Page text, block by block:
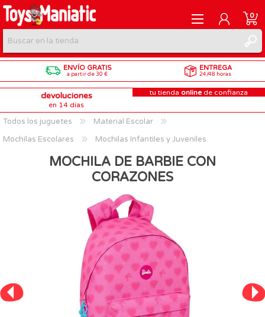
REGISTRARME
INICIAR SESIÓN
0
ENVÍO GRATIS
a partir de 30 €
ENTREGA
24/48 horas
devoluciones
en 14 días
tu tienda online de confianza
Todos los juguetes
Material Escolar
Mochilas Escolares
Mochilas Infantiles y Juveniles
MOCHILA DE BARBIE CON
CORAZONES